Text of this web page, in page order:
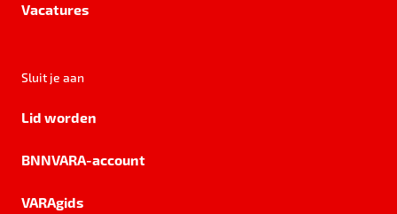
Vacatures
Sluit je aan
Lid worden
BNNVARA-account
VARAgids